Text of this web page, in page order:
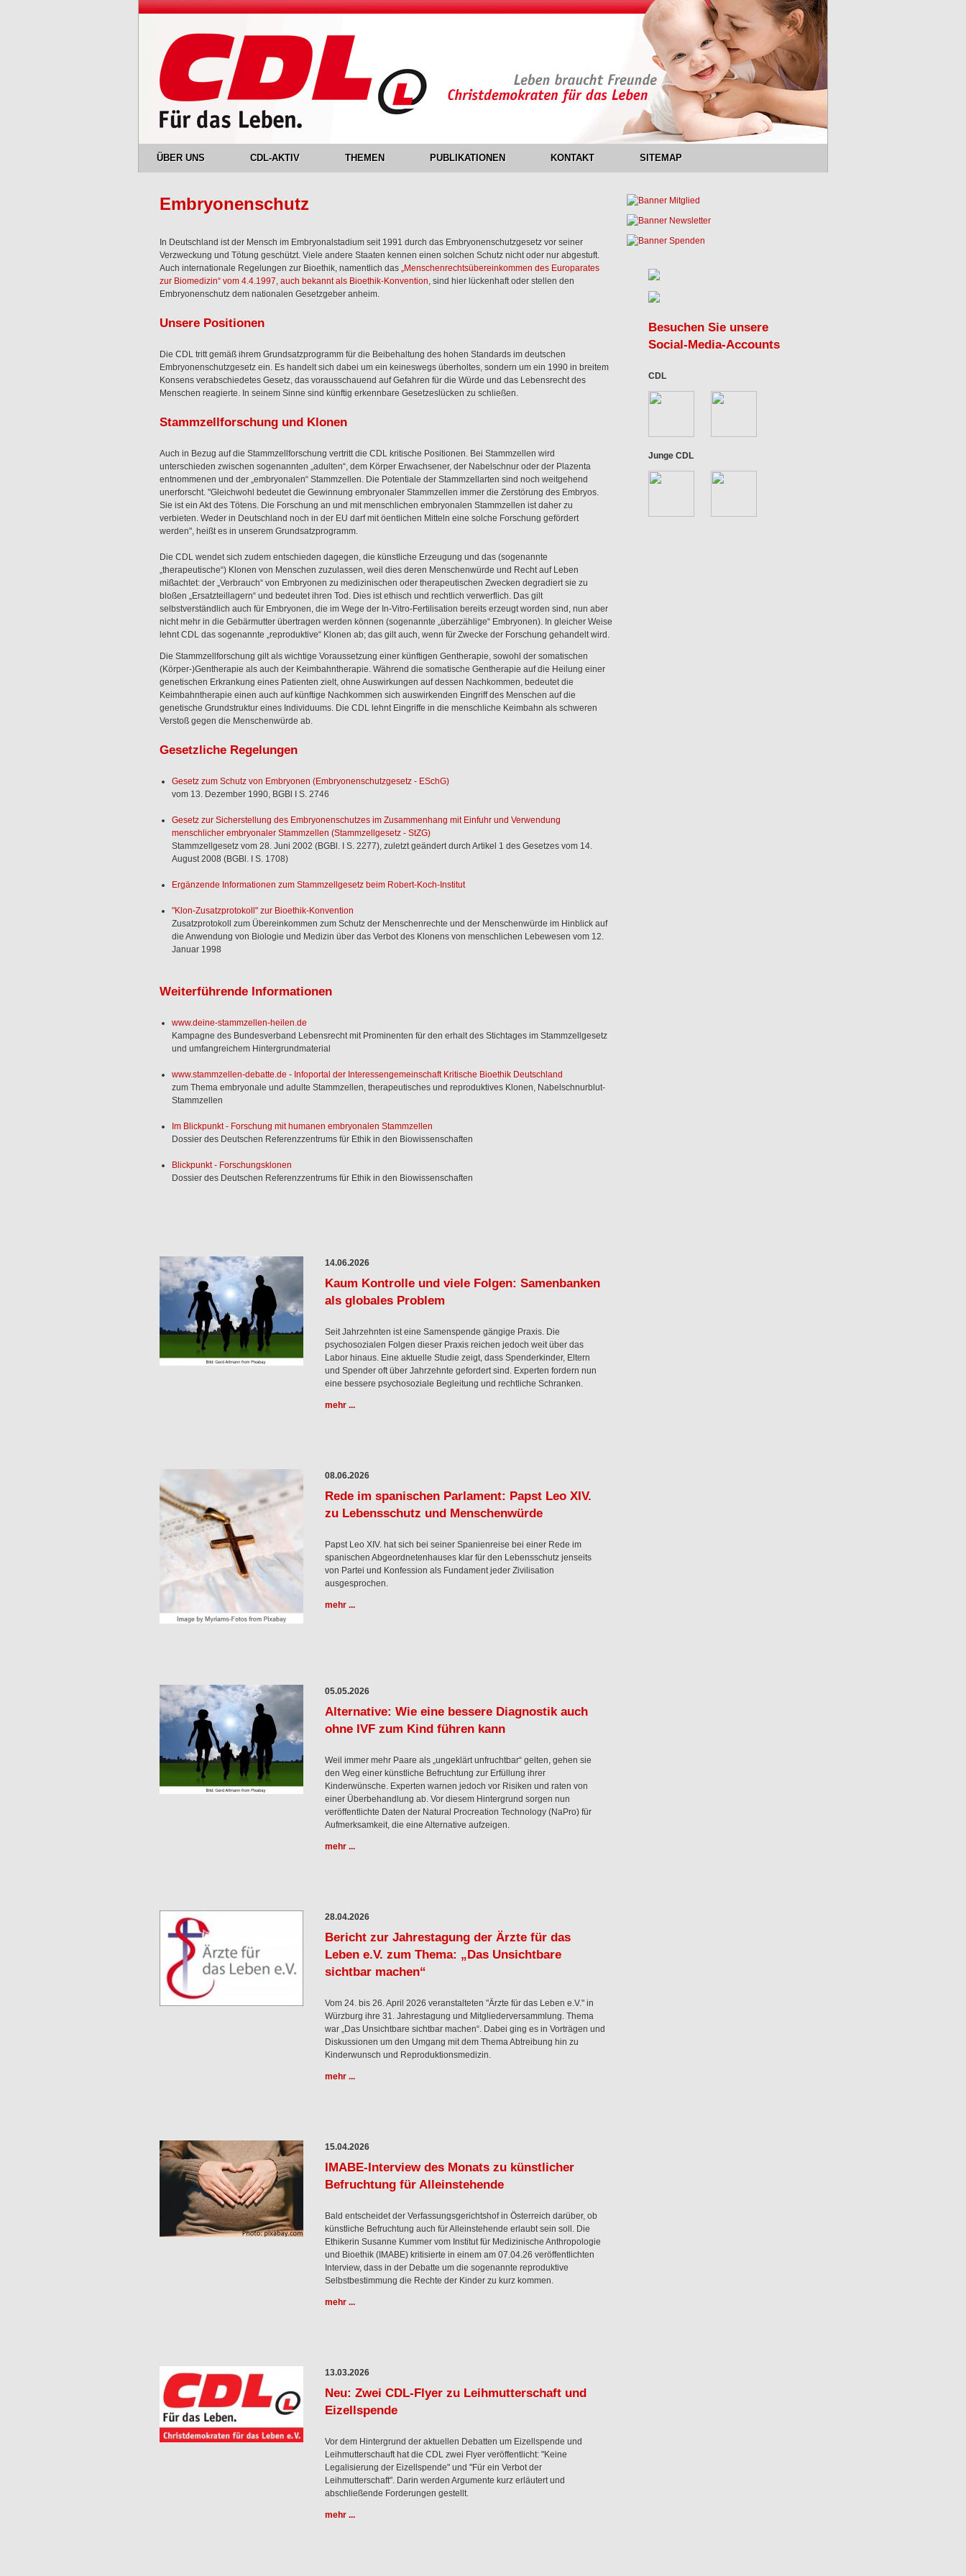
ÜBER UNS CDL-AKTIV THEMEN PUBLIKATIONEN KONTAKT SITEMAP
Embryonenschutz
In Deutschland ist der Mensch im Embryonalstadium seit 1991 durch das Embryonenschutzgesetz vor seiner
Verzweckung und Tötung geschützt. Viele andere Staaten kennen einen solchen Schutz nicht oder nur abgestuft.
Auch internationale Regelungen zur Bioethik, namentlich das „Menschenrechtsübereinkommen des Europarates
zur Biomedizin“ vom 4.4.1997, auch bekannt als Bioethik-Konvention, sind hier lückenhaft oder stellen den
Embryonenschutz dem nationalen Gesetzgeber anheim.
Unsere Positionen
Die CDL tritt gemäß ihrem Grundsatzprogramm für die Beibehaltung des hohen Standards im deutschen
Embryonenschutzgesetz ein. Es handelt sich dabei um ein keineswegs überholtes, sondern um ein 1990 in breitem
Konsens verabschiedetes Gesetz, das vorausschauend auf Gefahren für die Würde und das Lebensrecht des
Menschen reagierte. In seinem Sinne sind künftig erkennbare Gesetzeslücken zu schließen.
Stammzellforschung und Klonen
Auch in Bezug auf die Stammzellforschung vertritt die CDL kritische Positionen. Bei Stammzellen wird
unterschieden zwischen sogenannten „adulten“, dem Körper Erwachsener, der Nabelschnur oder der Plazenta
entnommenen und der „embryonalen“ Stammzellen. Die Potentiale der Stammzellarten sind noch weitgehend
unerforscht. "Gleichwohl bedeutet die Gewinnung embryonaler Stammzellen immer die Zerstörung des Embryos.
Sie ist ein Akt des Tötens. Die Forschung an und mit menschlichen embryonalen Stammzellen ist daher zu
verbieten. Weder in Deutschland noch in der EU darf mit öentlichen Mitteln eine solche Forschung gefördert
werden", heißt es in unserem Grundsatzprogramm.
Die CDL wendet sich zudem entschieden dagegen, die künstliche Erzeugung und das (sogenannte
„therapeutische“) Klonen von Menschen zuzulassen, weil dies deren Menschenwürde und Recht auf Leben
mißachtet: der „Verbrauch“ von Embryonen zu medizinischen oder therapeutischen Zwecken degradiert sie zu
bloßen „Ersatzteillagern“ und bedeutet ihren Tod. Dies ist ethisch und rechtlich verwerflich. Das gilt
selbstverständlich auch für Embryonen, die im Wege der In-Vitro-Fertilisation bereits erzeugt worden sind, nun aber
nicht mehr in die Gebärmutter übertragen werden können (sogenannte „überzählige“ Embryonen). In gleicher Weise
lehnt CDL das sogenannte „reproduktive“ Klonen ab; das gilt auch, wenn für Zwecke der Forschung gehandelt wird.
Die Stammzellforschung gilt als wichtige Voraussetzung einer künftigen Gentherapie, sowohl der somatischen
(Körper-)Gentherapie als auch der Keimbahntherapie. Während die somatische Gentherapie auf die Heilung einer
genetischen Erkrankung eines Patienten zielt, ohne Auswirkungen auf dessen Nachkommen, bedeutet die
Keimbahntherapie einen auch auf künftige Nachkommen sich auswirkenden Eingriff des Menschen auf die
genetische Grundstruktur eines Individuums. Die CDL lehnt Eingriffe in die menschliche Keimbahn als schweren
Verstoß gegen die Menschenwürde ab.
Gesetzliche Regelungen
Gesetz zum Schutz von Embryonen (Embryonenschutzgesetz - ESchG)
vom 13. Dezember 1990, BGBl I S. 2746
Gesetz zur Sicherstellung des Embryonenschutzes im Zusammenhang mit Einfuhr und Verwendung
menschlicher embryonaler Stammzellen (Stammzellgesetz - StZG)
Stammzellgesetz vom 28. Juni 2002 (BGBl. I S. 2277), zuletzt geändert durch Artikel 1 des Gesetzes vom 14.
August 2008 (BGBl. I S. 1708)
Ergänzende Informationen zum Stammzellgesetz beim Robert-Koch-Institut
"Klon-Zusatzprotokoll" zur Bioethik-Konvention
Zusatzprotokoll zum Übereinkommen zum Schutz der Menschenrechte und der Menschenwürde im Hinblick auf
die Anwendung von Biologie und Medizin über das Verbot des Klonens von menschlichen Lebewesen vom 12.
Januar 1998
Weiterführende Informationen
www.deine-stammzellen-heilen.de
Kampagne des Bundesverband Lebensrecht mit Prominenten für den erhalt des Stichtages im Stammzellgesetz
und umfangreichem Hintergrundmaterial
www.stammzellen-debatte.de - Infoportal der Interessengemeinschaft Kritische Bioethik Deutschland
zum Thema embryonale und adulte Stammzellen, therapeutisches und reproduktives Klonen, Nabelschnurblut-
Stammzellen
Im Blickpunkt - Forschung mit humanen embryonalen Stammzellen
Dossier des Deutschen Referenzzentrums für Ethik in den Biowissenschaften
Blickpunkt - Forschungsklonen
Dossier des Deutschen Referenzzentrums für Ethik in den Biowissenschaften
14.06.2026
Kaum Kontrolle und viele Folgen: Samenbanken
als globales Problem
Seit Jahrzehnten ist eine Samenspende gängige Praxis. Die
psychosozialen Folgen dieser Praxis reichen jedoch weit über das
Labor hinaus. Eine aktuelle Studie zeigt, dass Spenderkinder, Eltern
und Spender oft über Jahrzehnte gefordert sind. Experten fordern nun
eine bessere psychosoziale Begleitung und rechtliche Schranken.
mehr ...
08.06.2026
Rede im spanischen Parlament: Papst Leo XIV.
zu Lebensschutz und Menschenwürde
Papst Leo XIV. hat sich bei seiner Spanienreise bei einer Rede im
spanischen Abgeordnetenhauses klar für den Lebensschutz jenseits
von Partei und Konfession als Fundament jeder Zivilisation
ausgesprochen.
mehr ...
05.05.2026
Alternative: Wie eine bessere Diagnostik auch
ohne IVF zum Kind führen kann
Weil immer mehr Paare als „ungeklärt unfruchtbar“ gelten, gehen sie
den Weg einer künstliche Befruchtung zur Erfüllung ihrer
Kinderwünsche. Experten warnen jedoch vor Risiken und raten von
einer Überbehandlung ab. Vor diesem Hintergrund sorgen nun
veröffentlichte Daten der Natural Procreation Technology (NaPro) für
Aufmerksamkeit, die eine Alternative aufzeigen.
mehr ...
28.04.2026
Bericht zur Jahrestagung der Ärzte für das
Leben e.V. zum Thema: „Das Unsichtbare
sichtbar machen“
Vom 24. bis 26. April 2026 veranstalteten "Ärzte für das Leben e.V." in
Würzburg ihre 31. Jahrestagung und Mitgliederversammlung. Thema
war „Das Unsichtbare sichtbar machen“. Dabei ging es in Vorträgen und
Diskussionen um den Umgang mit dem Thema Abtreibung hin zu
Kinderwunsch und Reproduktionsmedizin.
mehr ...
15.04.2026
IMABE-Interview des Monats zu künstlicher
Befruchtung für Alleinstehende
Bald entscheidet der Verfassungsgerichtshof in Österreich darüber, ob
künstliche Befruchtung auch für Alleinstehende erlaubt sein soll. Die
Ethikerin Susanne Kummer vom Institut für Medizinische Anthropologie
und Bioethik (IMABE) kritisierte in einem am 07.04.26 veröffentlichten
Interview, dass in der Debatte um die sogenannte reproduktive
Selbstbestimmung die Rechte der Kinder zu kurz kommen.
mehr ...
13.03.2026
Neu: Zwei CDL-Flyer zu Leihmutterschaft und
Eizellspende
Vor dem Hintergrund der aktuellen Debatten um Eizellspende und
Leihmutterschauft hat die CDL zwei Flyer veröffentlicht: "Keine
Legalisierung der Eizellspende" und "Für ein Verbot der
Leihmutterschaft". Darin werden Argumente kurz erläutert und
abschließende Forderungen gestellt.
mehr ...
Besuchen Sie unsere
Social-Media-Accounts
CDL
Junge CDL